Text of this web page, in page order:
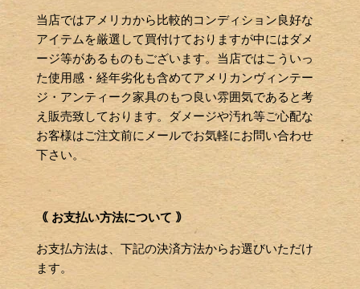
当店ではアメリカから比較的コンディション良好な
アイテムを厳選して買付けておりますが中にはダメ
ージ等があるものもございます。当店ではこういっ
た使用感・経年劣化も含めてアメリカンヴィンテー
ジ・アンティーク家具のもつ良い雰囲気であると考
え販売致しております。ダメージや汚れ等ご心配な
お客様はご注文前にメールでお気軽にお問い合わせ
下さい。
｟ お支払い方法について ｠
お支払方法は、下記の決済方法からお選びいただけ
ます。